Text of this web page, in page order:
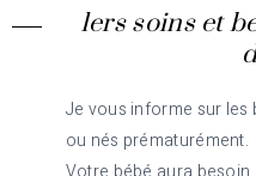
1ers soins et
Je vous informe sur les
ou nés prématurément.